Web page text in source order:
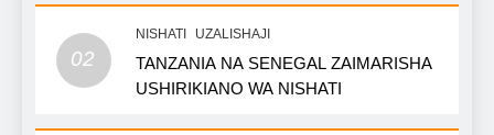
02
NISHATI UZALISHAJI
TANZANIA NA SENEGAL ZAIMARISHA
USHIRIKIANO WA NISHATI